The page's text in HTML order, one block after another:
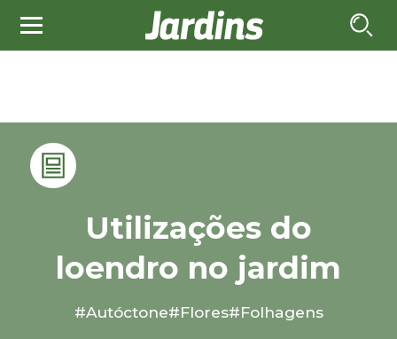
Utilizações do
loendro no jardim
#Autóctone#Flores#Folhagens